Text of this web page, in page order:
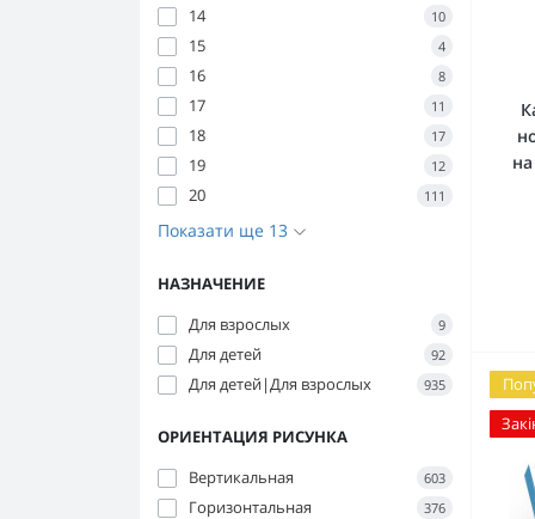
14 10
15 4
16 8
17 11
18 17
19 12
20 111
Показати ще 13
НАЗНАЧЕНИЕ
Для взрослых
9
Для детей 92
Для детей|Для взрослых 935
ОРИЕНТАЦИЯ РИСУНКА
Вертикальная
603
Горизонтальная 376